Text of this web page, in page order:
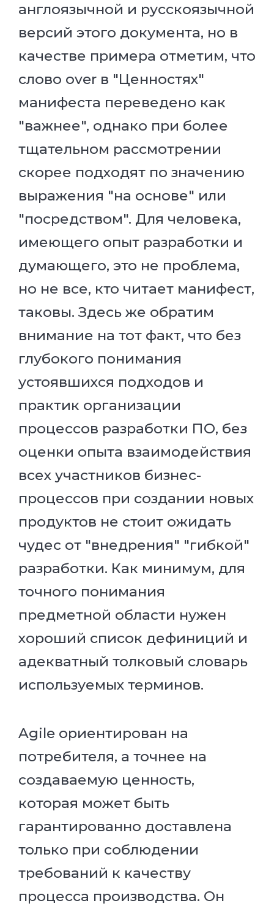
англоязычной и русскоязычной
версий этого документа, но в
качестве примера отметим, что
слово over в "Ценностях"
манифеста переведено как
"важнее", однако при более
тщательном рассмотрении
скорее подходят по значению
выражения "на основе" или
"посредством". Для человека,
имеющего опыт разработки и
думающего, это не проблема,
но не все, кто читает манифест,
таковы. Здесь же обратим
внимание на тот факт, что без
глубокого понимания
устоявшихся подходов и
практик организации
процессов разработки ПО, без
оценки опыта взаимодействия
всех участников бизнес-
процессов при создании новых
продуктов не стоит ожидать
чудес от "внедрения" "гибкой"
разработки. Как минимум, для
точного понимания
предметной области нужен
хороший список дефиниций и
адекватный толковый словарь
используемых терминов.
Agile ориентирован на
потребителя, а точнее на
создаваемую ценность,
которая может быть
гарантированно доставлена
только при соблюдении
требований к качеству
процесса производства. Он